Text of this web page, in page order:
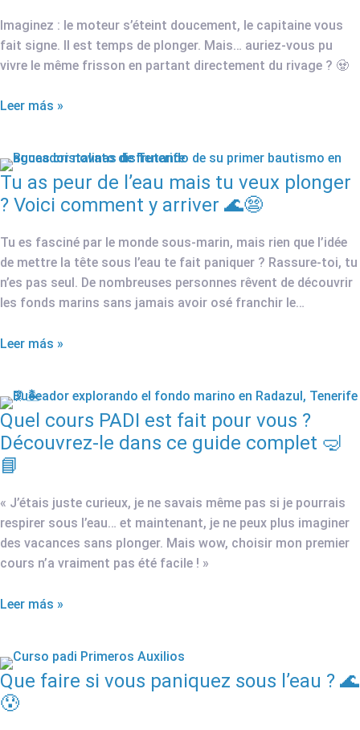
Imaginez : le moteur s’éteint doucement, le capitaine vous
fait signe. Il est temps de plonger. Mais… auriez-vous pu
vivre le même frisson en partant directement du rivage ? 🧟
Leer más »
Tu as peur de l’eau mais tu veux plonger
? Voici comment y arriver 🌊😨
Tu es fasciné par le monde sous-marin, mais rien que l’idée
de mettre la tête sous l’eau te fait paniquer ? Rassure-toi, tu
n’es pas seul. De nombreuses personnes rêvent de découvrir
les fonds marins sans jamais avoir osé franchir le…
Leer más »
Quel cours PADI est fait pour vous ?
Découvrez-le dans ce guide complet 🤿
📘
« J’étais juste curieux, je ne savais même pas si je pourrais
respirer sous l’eau… et maintenant, je ne peux plus imaginer
des vacances sans plonger. Mais wow, choisir mon premier
cours n’a vraiment pas été facile ! »
Leer más »
Que faire si vous paniquez sous l’eau ? 🌊
😰